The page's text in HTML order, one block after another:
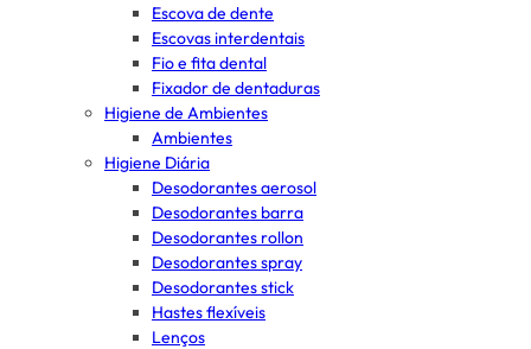
Escova de dente
Escovas interdentais
Fio e fita dental
Fixador de dentaduras
Higiene de Ambientes
Ambientes
Higiene Diária
Desodorantes aerosol
Desodorantes barra
Desodorantes rollon
Desodorantes spray
Desodorantes stick
Hastes flexíveis
Lenços